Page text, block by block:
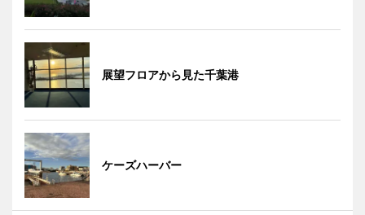
展望フロアから見た千葉港
ケーズハーバー